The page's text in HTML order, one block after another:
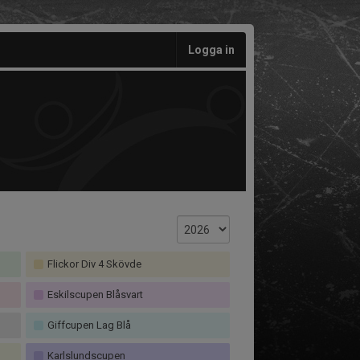
Logga in
Flickor Div 4 Skövde
Eskilscupen Blåsvart
Giffcupen Lag Blå
Karlslundscupen